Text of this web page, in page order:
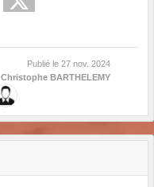
Publié le 27 nov. 2024
Christophe BARTHELEMY